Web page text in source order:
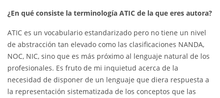
¿En qué consiste la terminología ATIC de la que eres autora?
ATIC es un vocabulario estandarizado pero no tiene un nivel
de abstracción tan elevado como las clasificaciones NANDA,
NOC, NIC, sino que es más próximo al lenguaje natural de los
profesionales. Es fruto de mi inquietud acerca de la
necesidad de disponer de un lenguaje que diera respuesta a
la representación sistematizada de los conceptos que las